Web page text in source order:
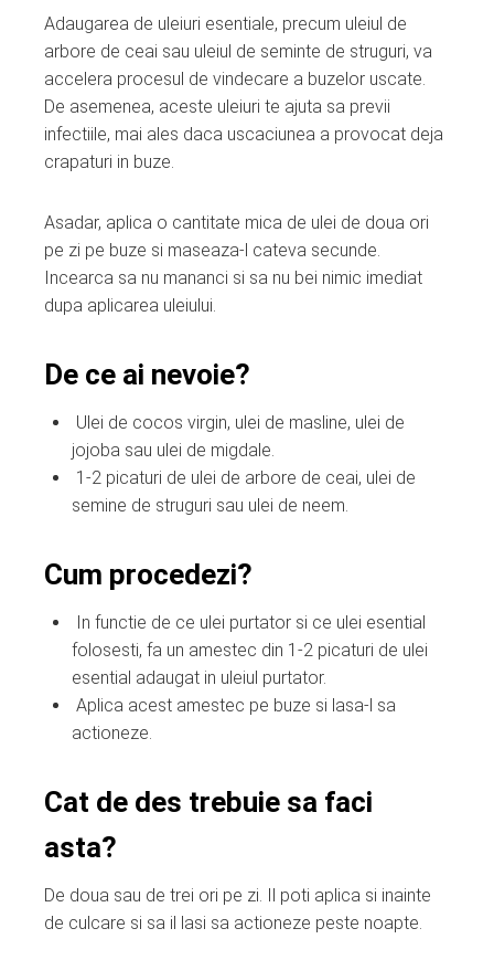
Adaugarea de uleiuri esentiale, precum uleiul de
arbore de ceai sau uleiul de seminte de struguri, va
accelera procesul de vindecare a buzelor uscate.
De asemenea, aceste uleiuri te ajuta sa previi
infectiile, mai ales daca uscaciunea a provocat deja
crapaturi in buze.
Asadar, aplica o cantitate mica de ulei de doua ori
pe zi pe buze si maseaza-l cateva secunde.
Incearca sa nu mananci si sa nu bei nimic imediat
dupa aplicarea uleiului.
De ce ai nevoie?
Ulei de cocos virgin, ulei de masline, ulei de
jojoba sau ulei de migdale.
1-2 picaturi de ulei de arbore de ceai, ulei de
semine de struguri sau ulei de neem.
Cum procedezi?
In functie de ce ulei purtator si ce ulei esential
folosesti, fa un amestec din 1-2 picaturi de ulei
esential adaugat in uleiul purtator.
Aplica acest amestec pe buze si lasa-l sa
actioneze.
Cat de des trebuie sa faci
asta?
De doua sau de trei ori pe zi. Il poti aplica si inainte
de culcare si sa il lasi sa actioneze peste noapte.